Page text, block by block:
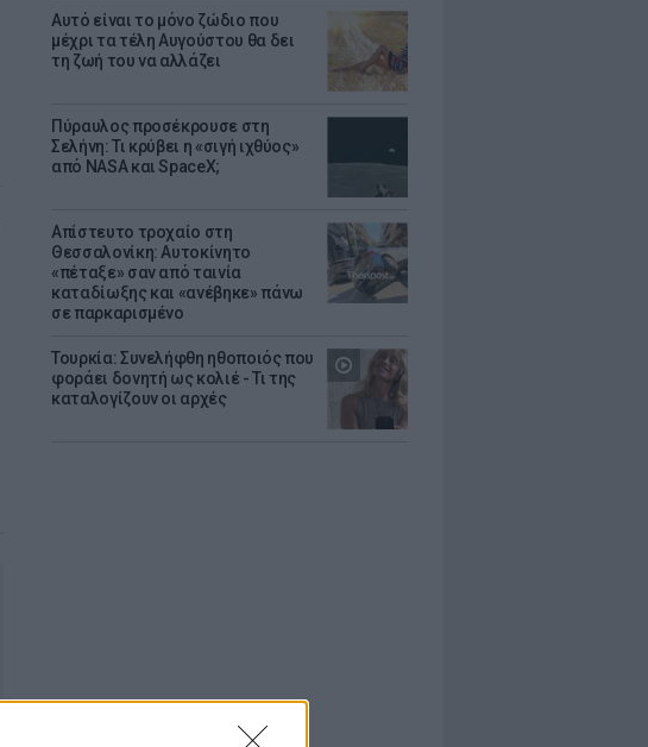
Αυτό είναι το μόνο ζώδιο που
μέχρι τα τέλη Αυγούστου θα δει
τη ζωή του να αλλάζει
Πύραυλος προσέκρουσε στη
Σελήνη: Τι κρύβει η «σιγή ιχθύος»
από NASA και SpaceX;
Απίστευτο τροχαίο στη
Θεσσαλονίκη: Αυτοκίνητο
«πέταξε» σαν από ταινία
καταδίωξης και «ανέβηκε» πάνω
σε παρκαρισμένο
Τουρκία: Συνελήφθη ηθοποιός που
φοράει δoνητή ως κολιέ - Τι της
καταλογίζουν οι αρχές